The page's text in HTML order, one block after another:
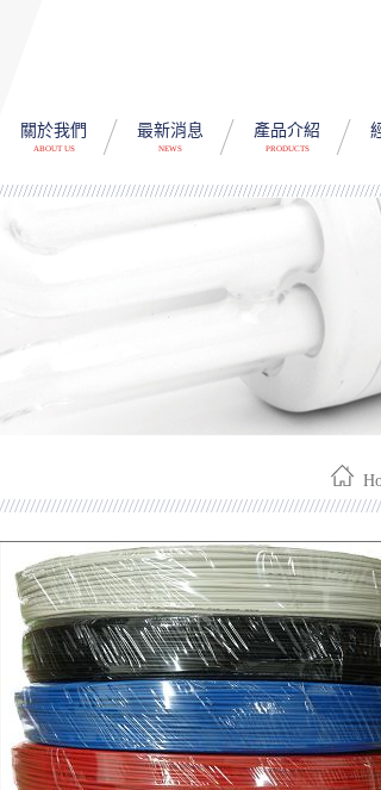
關於我們
ABOUT US
最新消息
NEWS
產品介紹
PRODUCTS